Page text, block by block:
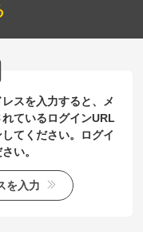
スを入力すると、メ
ているログインURL
てください。ログイ
い。
を入力